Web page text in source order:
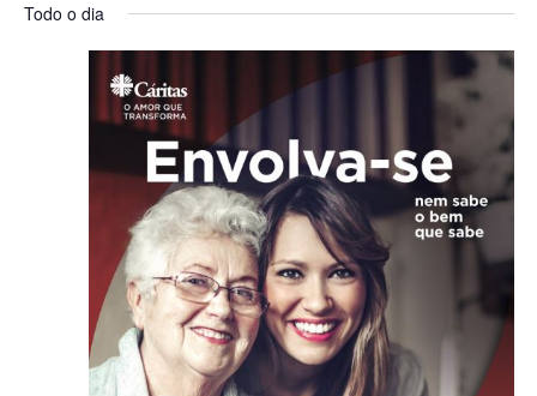
23
Março
2025
e
de
de
a
Todo o dia